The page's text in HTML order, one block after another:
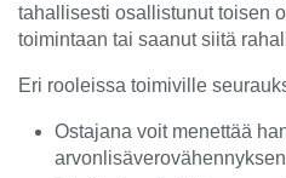
tahallisesti osallistunut toisen
toimintaan tai saanut siitä
Eri rooleissa toimiville
Ostajana voit menettää